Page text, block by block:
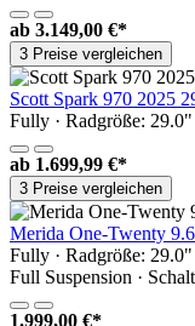
ab 3.149,00 €*
3 Preise vergleichen
Scott Spark 970 2025
Fully · Radgröße:
ab 1.699,99 €*
3 Preise vergleichen
Merida One-Twenty
Fully · Radgröße:
Full Suspension ·
1.999,00 €*